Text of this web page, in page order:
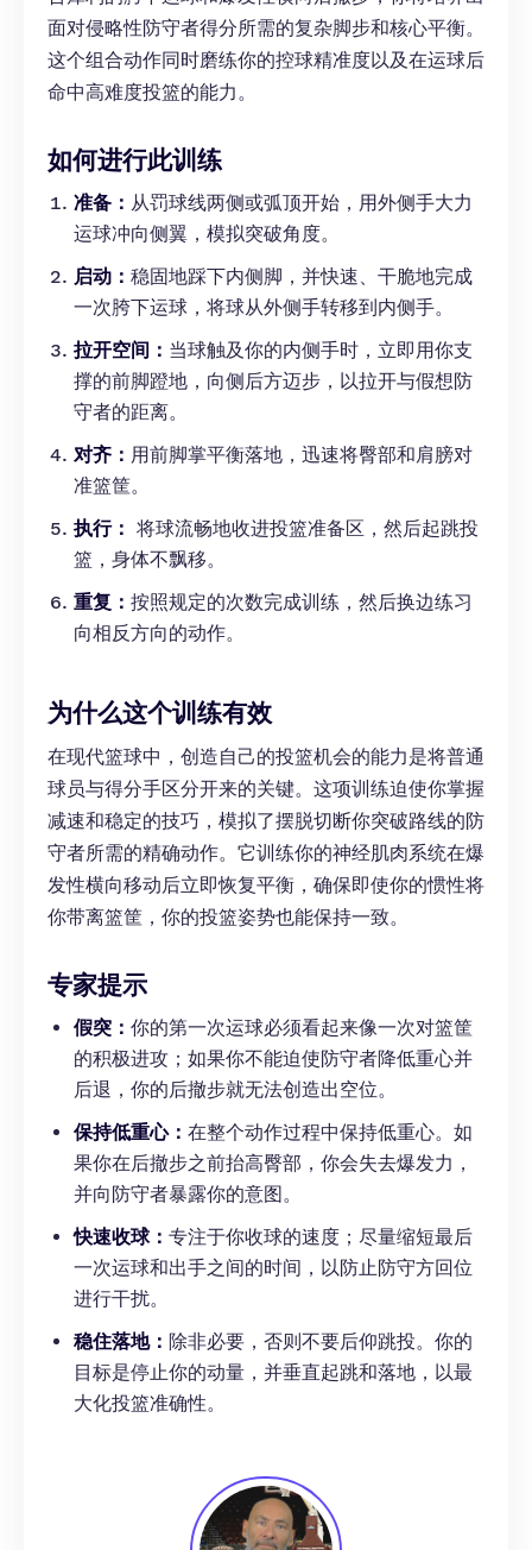
面对侵略性防守者得分所需的复杂脚步和核心平衡。
这个组合动作同时磨练你的控球精准度以及在运球后
命中高难度投篮的能力。
如何进行此训练
准备： 从罚球线两侧或弧顶开始，用外侧手大力
运球冲向侧翼，模拟突破角度。
启动： 稳固地踩下内侧脚，并快速、干脆地完成
一次胯下运球，将球从外侧手转移到内侧手。
拉开空间： 当球触及你的内侧手时，立即用你支
撑的前脚蹬地，向侧后方迈步，以拉开与假想防
守者的距离。
对齐： 用前脚掌平衡落地，迅速将臀部和肩膀对
准篮筐。
执行： 将球流畅地收进投篮准备区，然后起跳投
篮，身体不飘移。
重复： 按照规定的次数完成训练，然后换边练习
向相反方向的动作。
为什么这个训练有效
在现代篮球中，创造自己的投篮机会的能力是将普通
球员与得分手区分开来的关键。这项训练迫使你掌握
减速和稳定的技巧，模拟了摆脱切断你突破路线的防
守者所需的精确动作。它训练你的神经肌肉系统在爆
发性横向移动后立即恢复平衡，确保即使你的惯性将
你带离篮筐，你的投篮姿势也能保持一致。
专家提示
假突： 你的第一次运球必须看起来像一次对篮筐
的积极进攻；如果你不能迫使防守者降低重心并
后退，你的后撤步就无法创造出空位。
保持低重心： 在整个动作过程中保持低重心。如
果你在后撤步之前抬高臀部，你会失去爆发力，
并向防守者暴露你的意图。
快速收球： 专注于你收球的速度；尽量缩短最后
一次运球和出手之间的时间，以防止防守方回位
进行干扰。
稳住落地： 除非必要，否则不要后仰跳投。你的
目标是停止你的动量，并垂直起跳和落地，以最
大化投篮准确性。